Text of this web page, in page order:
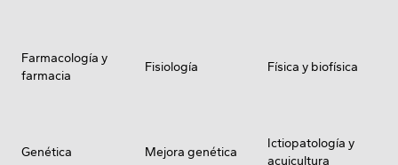
Farmacología y
farmacia
Fisiología Física y biofísica
Genética Mejora genética
Ictiopatología y
acuicultura